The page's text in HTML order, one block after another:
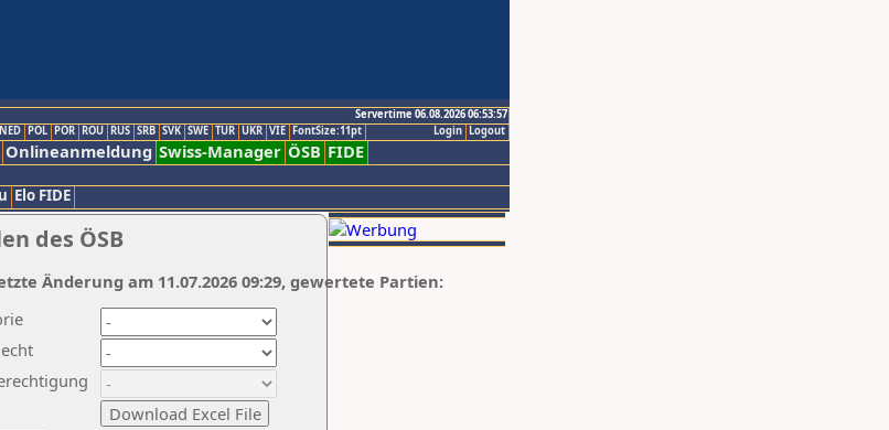
Servertime 06.08.2026 06:53:57
Logout
Login
NED POL POR ROU RUS SRB SVK SWE TUR UKR VIE FontSize:11pt
Onlineanmeldung Swiss-Manager ÖSB FIDE
Elo FIDE
des ÖSB
Änderung am 11.07.2026 09:29, gewertete Partien: